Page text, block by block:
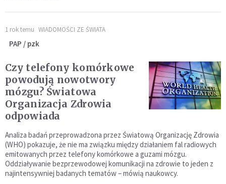
1 rok temu WIADOMOŚCI ZE ŚWIATA
PAP / pzk
Czy telefony komórkowe
powodują nowotwory
mózgu? Światowa
Organizacja Zdrowia
odpowiada
Analiza badań przeprowadzona przez Światową Organizację Zdrowia
(WHO) pokazuje, że nie ma związku między działaniem fal radiowych
emitowanych przez telefony komórkowe a guzami mózgu.
Oddziaływanie bezprzewodowej komunikacji na zdrowie to jeden z
najintensywniej badanych tematów – mówią naukowcy.